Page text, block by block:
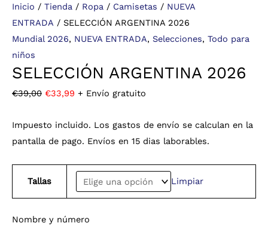
Inicio / Tienda / Ropa / Camisetas / NUEVA
ENTRADA / SELECCIÓN ARGENTINA 2026
Mundial 2026, NUEVA ENTRADA, Selecciones, Todo para
niños
SELECCIÓN ARGENTINA 2026
€39,00 €33,99 + Envío gratuito
Impuesto incluido. Los gastos de envío se calculan en la
pantalla de pago. Envíos en 15 dias laborables.
Tallas Limpiar
Nombre y número